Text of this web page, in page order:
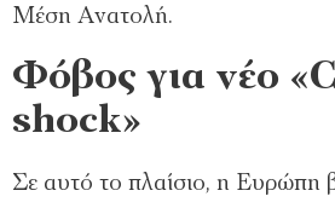
Μέση Ανατολή.
Φόβος για νέο
shock»
Σε αυτό το πλαίσιο, η Ευρώπη